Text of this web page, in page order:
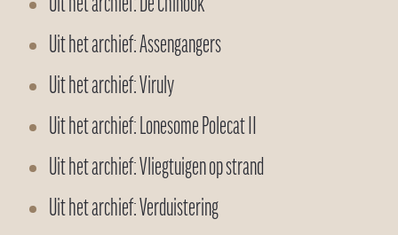
Uit het archief: Assengangers
Uit het archief: Viruly
Uit het archief: Lonesome Polecat II
Uit het archief: Vliegtuigen op strand
Uit het archief: Verduistering